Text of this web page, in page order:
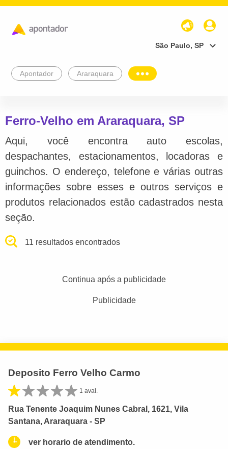
São Paulo, SP
Apontador Araraquara
Ferro-Velho em Araraquara, SP
Aqui, você encontra auto escolas,
despachantes, estacionamentos, locadoras e
guinchos. O endereço, telefone e várias outras
informações sobre esses e outros serviços e
produtos relacionados estão cadastrados nesta
seção.
11 resultados encontrados
Continua após a publicidade
Publicidade
Deposito Ferro Velho Carmo
1 aval.
Rua Tenente Joaquim Nunes Cabral, 1621, Vila
Santana, Araraquara - SP
ver horario de atendimento.